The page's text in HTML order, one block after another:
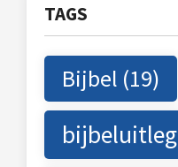
TAGS
Bijbel (19)
bijbeluitleg